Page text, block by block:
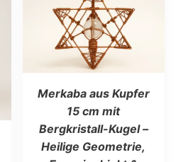
Merkaba aus Kupfer
15 cm mit
Bergkristall-Kugel –
Heilige Geometrie,